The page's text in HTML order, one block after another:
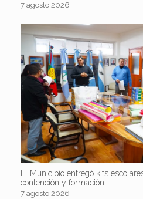
7 agosto 2026
El Municipio entregó kits
contención y formación
7 agosto 2026